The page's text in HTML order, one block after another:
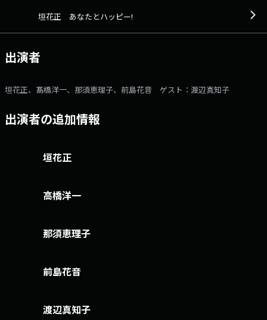
にお邪魔します。 ▼10:38 【私の好きな歌】 あなたの思い出のエピソ
テーター：髙橋洋一 〇アシスタント ：那須恵理子 〇レポータ
ー ：前島花音 〇ゲスト ：渡辺真知子 ●メールアドレ
●X（旧twitter）ハッシュタグ：#垣花正ハッピー番組ホームページはこち
ら
垣花正 あなたとハッピー!
出演者
垣花正、髙橋洋一、那須恵理子、前島花音 ゲスト：渡辺真知子
出演者の追加情報
垣花正
高橋洋一
那須恵理子
前島花音
渡辺真知子